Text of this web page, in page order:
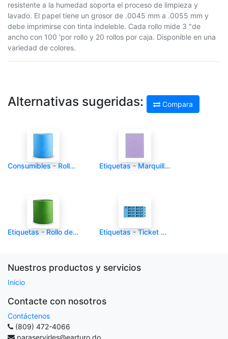
resistente a la humedad soporta el proceso de limpieza y
lavado. El papel tiene un grosor de .0045 mm a .0055 mm y
debe imprimirse con tinta indeleble. Cada rollo mide 3 "de
ancho con 100 'por rollo y 20 rollos por caja. Disponible en una
variedad de colores.
Alternativas sugeridas: Compara
Consumibles - Rollo de papel - CLNR - Azul - Und Etiquetas - Marquilla - CLNR - Lavanda 1000/1 - Und
Etiquetas - Rollo de papel - CLNR - Verde - Und Etiquetas - Ticket Sencillo # 3 - CLNR - 1000/1 - Und
Nuestros productos y servicios
Inicio
Contacte con nosotros
Contáctenos
(809) 472-4066
paraservirles@earturo.do